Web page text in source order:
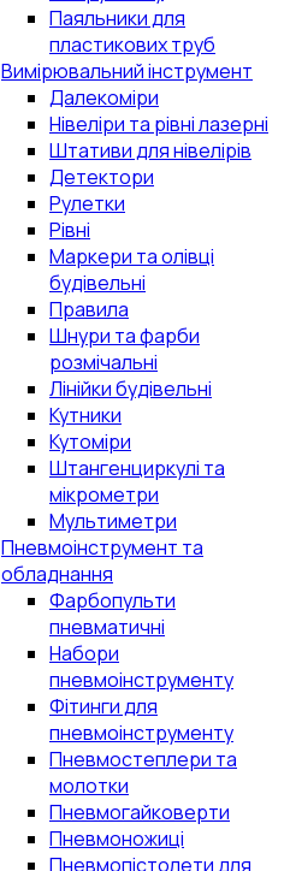
Паяльники для
пластикових труб
Вимірювальний інструмент
Далекоміри
Нівеліри та рівні лазерні
Штативи для нівелірів
Детектори
Рулетки
Рівні
Маркери та олівці
будівельні
Правила
Шнури та фарби
розмічальні
Лінійки будівельні
Кутники
Кутоміри
Штангенциркулі та
мікрометри
Мультиметри
Пневмоінструмент та
обладнання
Фарбопульти
пневматичні
Набори
пневмоінструменту
Фітинги для
пневмоінструменту
Пневмостеплери та
молотки
Пневмогайковерти
Пневмоножиці
Пневмопістолети для